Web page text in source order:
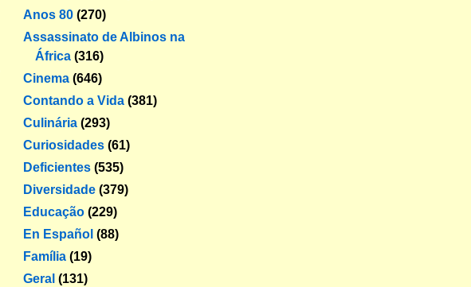
Anos 80 (270)
Assassinato de Albinos na
África (316)
Cinema (646)
Contando a Vida (381)
Culinária (293)
Curiosidades (61)
Deficientes (535)
Diversidade (379)
Educação (229)
En Español (88)
Família (19)
Geral (131)